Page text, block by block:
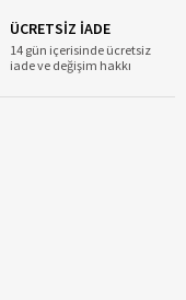
ÜCRETSİZ İADE
14 gün içerisinde ücretsiz
iade ve değişim hakkı